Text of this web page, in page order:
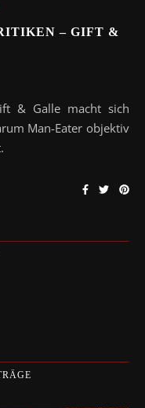
– GIFT &
Man-Eater objektiv